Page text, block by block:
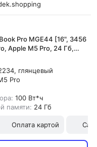
Pro MGE44 [16", 3456
Apple M5 Pro, 24 Гб,
глянцевый
Pro
100 Вт*ч
памяти: 24 Гб
Оплата картой